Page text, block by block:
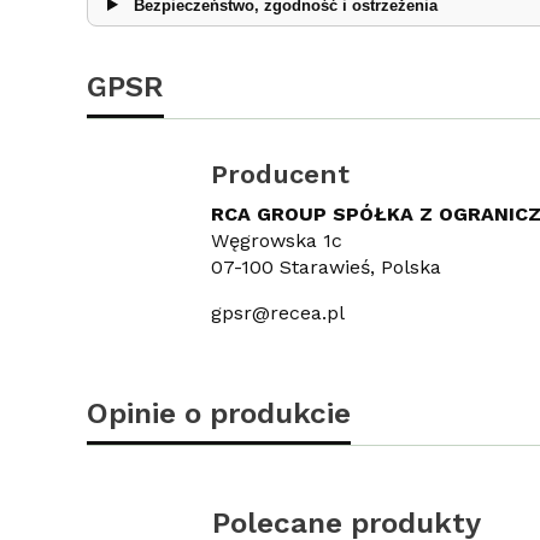
Bezpieczeństwo, zgodność i ostrzeżenia
GPSR
Producent
RCA GROUP SPÓŁKA Z
Węgrowska 1c
07-100 Starawieś, Polska
gpsr@recea.pl
Opinie o produkcie
Polecane produkty